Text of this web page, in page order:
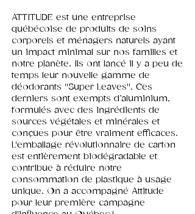
ATTITUDE est une entreprise
québécoise de produits de soins
corporels et ménagers naturels ayant
un impact minimal sur nos familles et
notre planète. Ils ont lancé il y a peu de
temps leur nouvelle gamme de
déodorants ''Super Leaves''. Ces
derniers sont exempts d’aluminium,
formulés avec des ingrédients de
sources végétales et minérales et
conçues pour être vraiment efficaces.
L'emballage révolutionnaire de carton
est entièrement biodégradable et
contribue à réduire notre
consommation de plastique à usage
unique. On a accompagné Attitude
pour leur première campagne